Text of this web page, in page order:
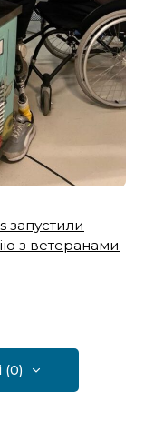
запустили
з ветеранами
(0)